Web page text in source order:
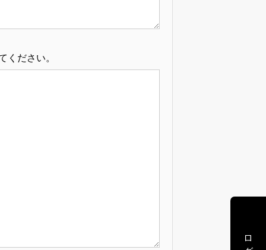
ください。